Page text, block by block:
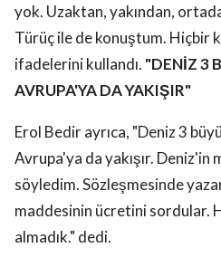
yok. Uzaktan, yakından,
Türüç ile de konuştum. Hiçbir
ifadelerini kullandı. "DENİZ 3
AVRUPA'YA DA YAKIŞIR"
Erol Bedir ayrıca, "Deniz 3
Avrupa'ya da yakışır. Deniz'in
söyledim. Sözleşmesinde
maddesinin ücretini sordular.
almadık." dedi.